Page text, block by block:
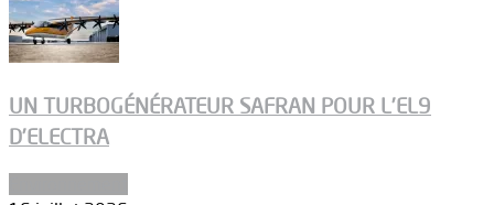
UN TURBOGÉNÉRATEUR SAFRAN POUR L’EL9
D’ELECTRA